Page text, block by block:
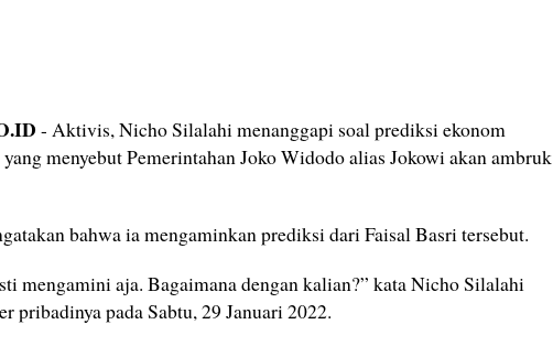
- Aktivis, Nicho Silalahi menanggapi soal prediksi ekonom
menyebut Pemerintahan Joko Widodo alias Jokowi akan ambruk
bahwa ia mengaminkan prediksi dari Faisal Basri tersebut.
mengamini aja. Bagaimana dengan kalian?” kata Nicho Silalahi
pribadinya pada Sabtu, 29 Januari 2022.